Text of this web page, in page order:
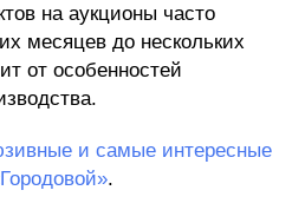
на аукционы часто
месяцев до нескольких
от особенностей
и самые интересные
.